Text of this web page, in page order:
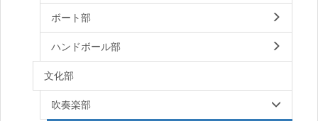
ボート部
ハンドボール部
文化部
吹奏楽部